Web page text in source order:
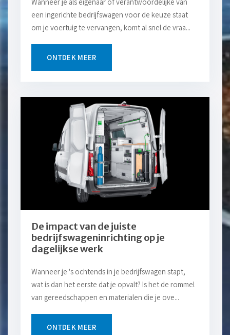
een ingerichte bedrijfswagen voor de keuze staat
om je voertuig te vervangen, komt al snel de vraa...
ONTDEK MEER
De impact van de juiste
bedrijfswageninrichting op je
dagelijkse werk
Wanneer je 's ochtends in je bedrijfswagen stapt,
wat is dan het eerste dat je opvalt? Is het de rommel
van gereedschappen en materialen die je ove...
ONTDEK MEER